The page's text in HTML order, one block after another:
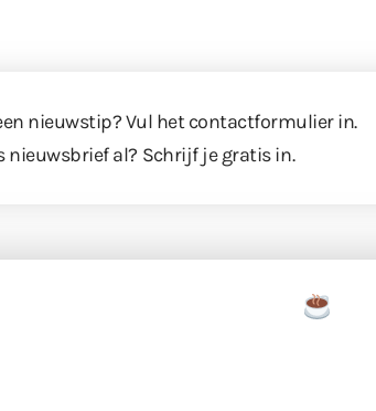
nieuwstip? Vul het contactformulierin.
nieuwsbrief al? Schrijf je gratis in.